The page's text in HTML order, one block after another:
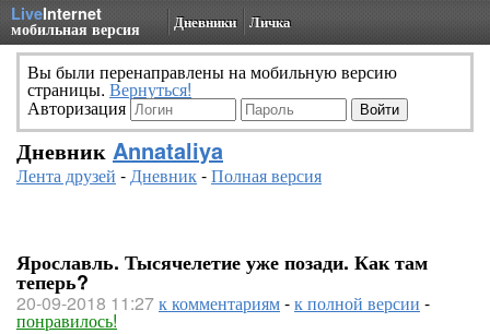
LiveInternet
мобильная версия Дневники Личка
Вы были перенаправлены на мобильную версию
страницы. Вернуться!
Авторизация
Дневник Annataliya
Лента друзей -Дневник-Полная версия
Ярославль. Тысячелетие уже позади. Как там
теперь?
20-09-2018 11:27к комментариям-к полной версии -
понравилось!